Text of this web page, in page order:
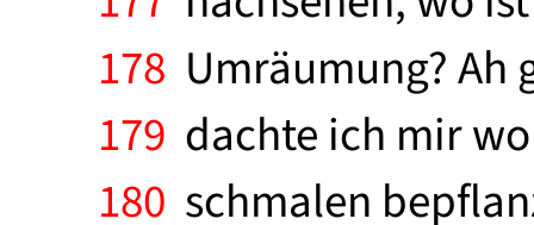
178 Umräumung?
179 dachte ich mir
180 schmalen